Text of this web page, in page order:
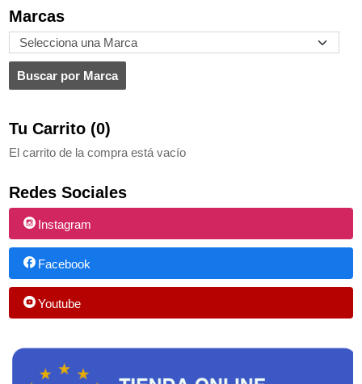
Marcas
Tu Carrito (0)
El carrito de la compra está vacío
Redes Sociales
Instagram
Facebook
Youtube